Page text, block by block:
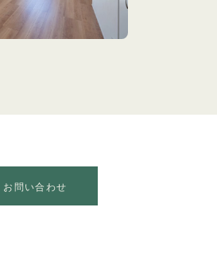
お問い合わせ